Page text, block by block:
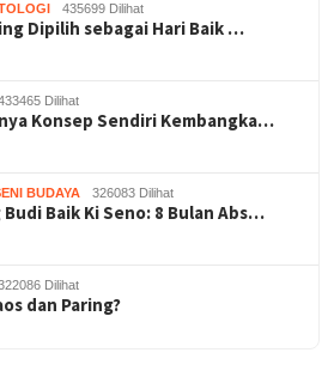
435699 Dilihat
Dipilih sebagai Hari Baik …
Dilihat
Konsep Sendiri Kembangka…
BUDAYA 326083 Dilihat
Baik Ki Seno: 8 Bulan Abs…
Dilihat
dan Paring?